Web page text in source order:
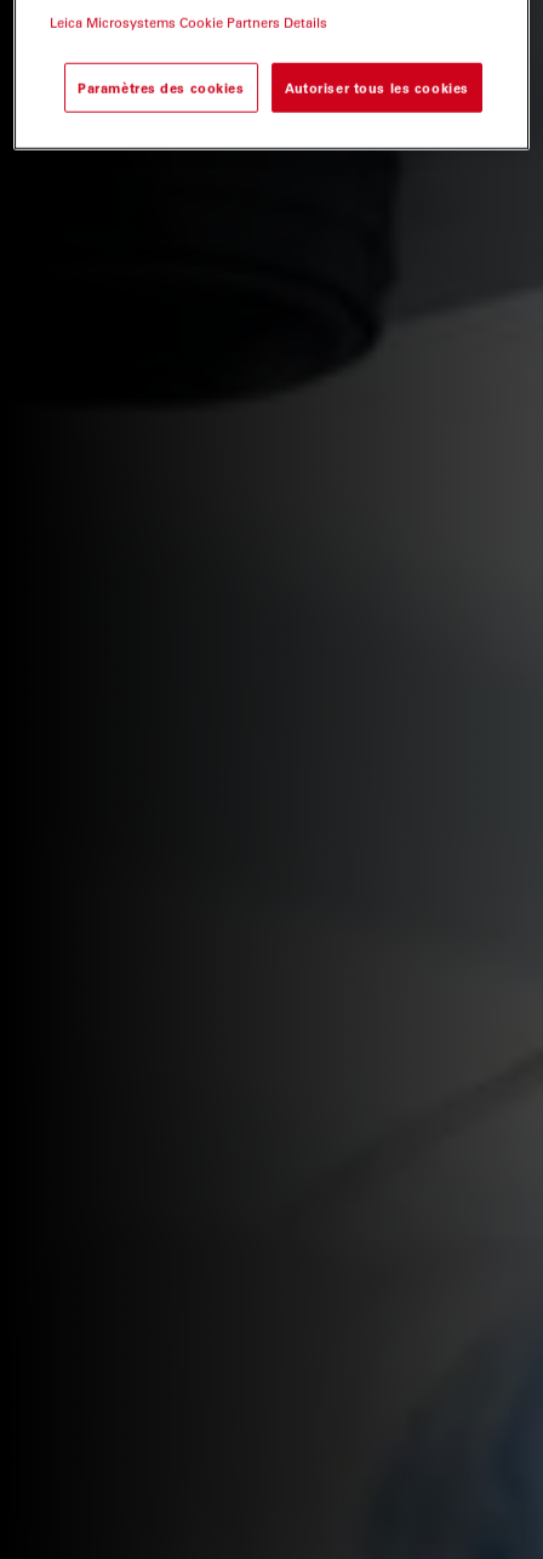
Leica Microsystems Cookie Partners Details
Paramètres des cookies Autoriser tous les cookies